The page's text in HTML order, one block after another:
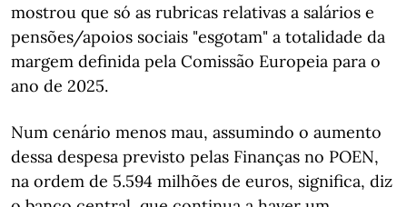
mostrou que só as rubricas relativas a salários e
pensões/apoios sociais "esgotam" a totalidade da
margem definida pela Comissão Europeia para o
ano de 2025.
Num cenário menos mau, assumindo o aumento
dessa despesa previsto pelas Finanças no POEN,
na ordem de 5.594 milhões de euros, significa, diz